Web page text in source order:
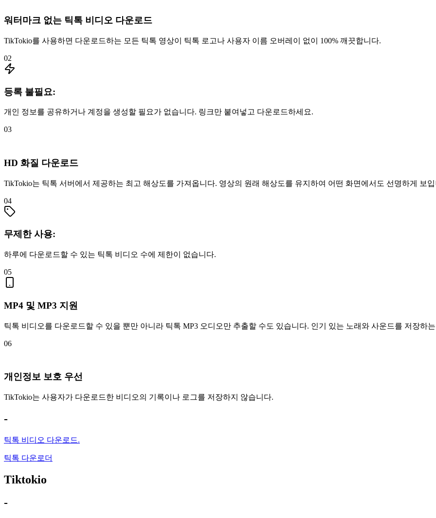
워터마크 없는 틱톡 비디오 다운로드
TikTokio를 사용하면 다운로드하는 모든 틱톡 영상이 틱톡 로고나 사용자 이름 오버레이 없이 100% 깨끗합니다.
02
등록 불필요:
개인 정보를 공유하거나 계정을 생성할 필요가 없습니다. 링크만 붙여넣고 다운로드하세요.
03
HD 화질 다운로드
TikTokio는 틱톡 서버에서 제공하는 최고 해상도를 가져옵니다. 영상의 원래 해상도를 유지하여 어떤 화면에서도 선명하게 보
04
무제한 사용:
하루에 다운로드할 수 있는 틱톡 비디오 수에 제한이 없습니다.
05
MP4 및 MP3 지원
틱톡 비디오를 다운로드할 수 있을 뿐만 아니라 틱톡 MP3 오디오만 추출할 수도 있습니다. 인기 있는 노래와 사운드를 저장하
06
개인정보 보호 우선
TikTokio는 사용자가 다운로드한 비디오의 기록이나 로그를 저장하지 않습니다.
-
틱톡 비디오 다운로드.
틱톡 다운로더
Tiktokio
-